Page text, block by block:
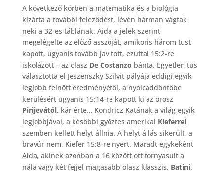
A következő körben a matematika és a biológia
kizárta a további feleződést, lévén hárman vágtak
neki a 32-es táblának. Aida a jelek szerint
megelégelte az előző asszóját, amikoris három tust
kapott, ugyanis tovább javított, ezúttal 15:2-re
iskolázott – az olasz De Costanzo bánta. Egyetlen tus
választotta el Jeszenszky Szilvit pályája eddigi egyik
legjobb felnőtt eredményétől, a nyolcaddöntőbe
kerülésért ugyanis 15:14-re kapott ki az orosz
Pirijevától, kár érte… Kondricz Katának a világ egyik
legjobbjával, a későbbi győztes amerikai Kieferrel
szemben kellett helyt állnia. A helyt állás sikerült, a
bravúr nem, Kiefer 15:8-re nyert. Maradt egykeként
Aida, akinek azonban a 16 között ott tornyasult a
nála vagy két fejjel magasabb olasz klasszis, Batini.